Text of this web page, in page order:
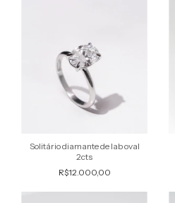
Solitário diamante de lab oval
2cts
R$12.000,00